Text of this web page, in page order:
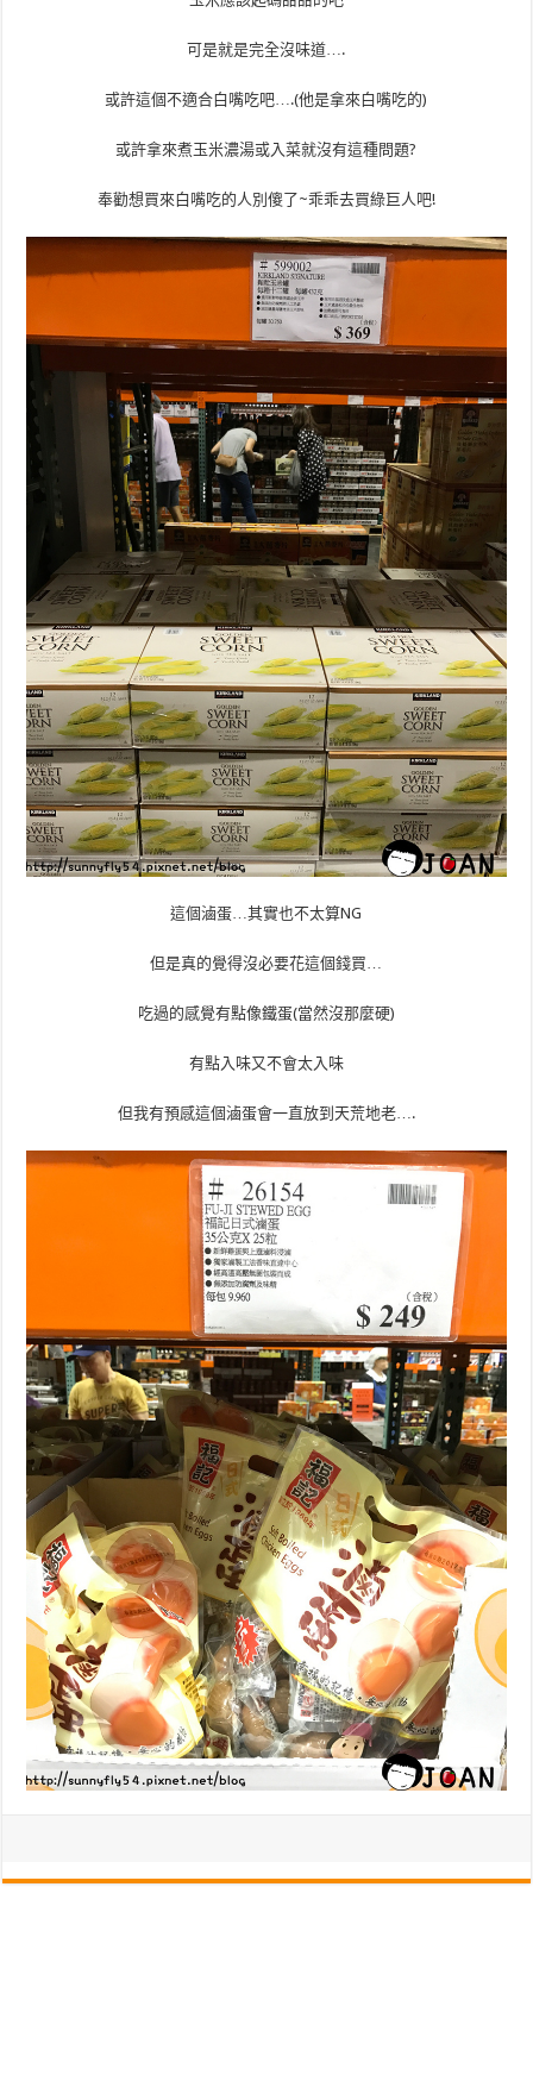
可是就是完全沒味道….
或許這個不適合白嘴吃吧….(他是拿來白嘴吃的)
或許拿來煮玉米濃湯或入菜就沒有這種問題?
奉勸想買來白嘴吃的人別傻了~乖乖去買綠巨人吧!
這個滷蛋…其實也不太算NG
但是真的覺得沒必要花這個錢買…
吃過的感覺有點像鐵蛋(當然沒那麼硬)
有點入味又不會太入味
但我有預感這個滷蛋會一直放到天荒地老….